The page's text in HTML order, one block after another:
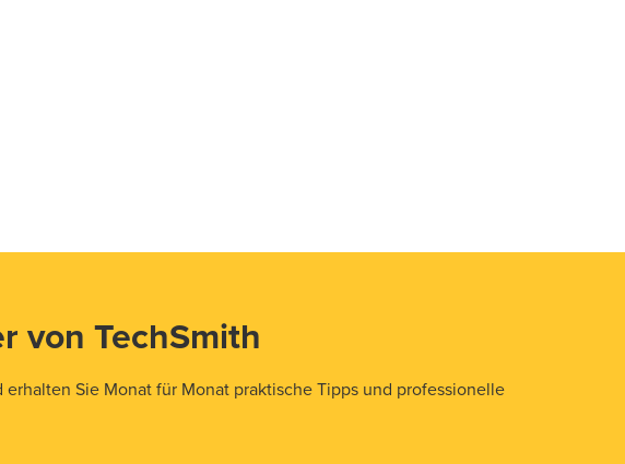
von TechSmith
Sie Monat für Monat praktische Tipps und professionelle